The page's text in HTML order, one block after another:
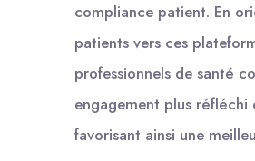
compliance patient. En
patients vers ces
professionnels de santé
engagement plus réfléchi
favorisant ainsi une